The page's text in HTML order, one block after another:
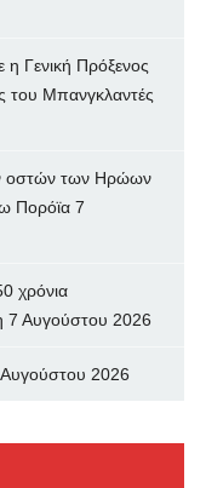
η Γενική Πρόξενος
του Μπανγκλαντές
oστών των Ηρώων
Πορόϊα 7
χρόνια
7 Αυγούστου 2026
2026